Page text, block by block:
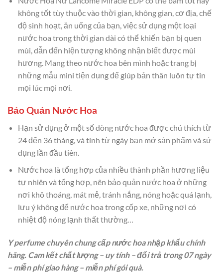
không tốt tùy thuộc vào thời gian, không gian, cơ địa, chế
độ sinh hoạt, ăn uống của bạn, việc sử dụng một loại
nước hoa trong thời gian dài có thể khiến bạn bị quen
mùi, dẫn đến hiện tượng không nhận biết được mùi
hương. Mang theo nước hoa bên mình hoặc trang bị
những mẫu mini tiện dụng để giúp bản thân luôn tự tin
mọi lúc mọi nơi.
Bảo Quản Nước Hoa
Hạn sử dụng ở một số dòng nước hoa được chú thích từ
24 đến 36 tháng, và tính từ ngày bạn mở sản phẩm và sử
dụng lần đầu tiên.
Nước hoa là tổng hợp của nhiều thành phần hương liệu
tự nhiên và tổng hợp, nên bảo quản nước hoa ở những
nơi khô thoáng, mát mẻ, tránh nắng, nóng hoặc quá lạnh,
lưu ý không để nước hoa trong cốp xe, những nơi có
nhiệt độ nóng lạnh thất thường…
Y perfume chuyên chung cấp nước hoa nhập khẩu chính
hãng. Cam kết chất lượng – uy tính – đổi trả trong 07 ngày
– miễn phí giao hàng – miễn phí gói quà.